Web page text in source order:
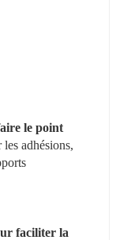
le point
les adhésions,
faciliter la